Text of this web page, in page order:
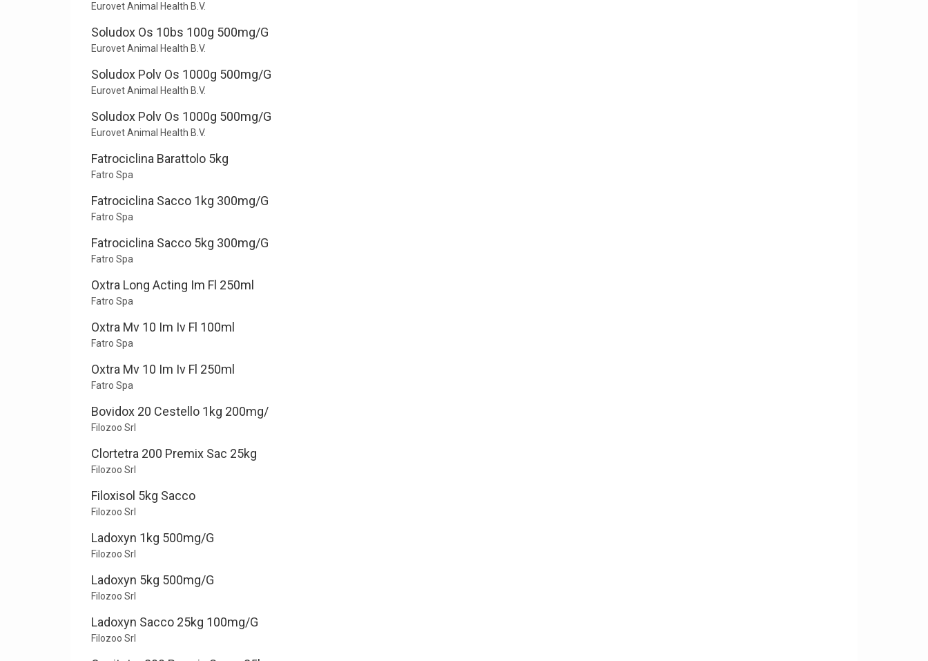
Eurovet Animal Health B.V.
Soludox Os 10bs 100g 500mg/G
Eurovet Animal Health B.V.
Soludox Polv Os 1000g 500mg/G
Eurovet Animal Health B.V.
Soludox Polv Os 1000g 500mg/G
Eurovet Animal Health B.V.
Fatrociclina Barattolo 5kg
Fatro Spa
Fatrociclina Sacco 1kg 300mg/G
Fatro Spa
Fatrociclina Sacco 5kg 300mg/G
Fatro Spa
Oxtra Long Acting Im Fl 250ml
Fatro Spa
Oxtra Mv 10 Im Iv Fl 100ml
Fatro Spa
Oxtra Mv 10 Im Iv Fl 250ml
Fatro Spa
Bovidox 20 Cestello 1kg 200mg/
Filozoo Srl
Clortetra 200 Premix Sac 25kg
Filozoo Srl
Filoxisol 5kg Sacco
Filozoo Srl
Ladoxyn 1kg 500mg/G
Filozoo Srl
Ladoxyn 5kg 500mg/G
Filozoo Srl
Ladoxyn Sacco 25kg 100mg/G
Filozoo Srl